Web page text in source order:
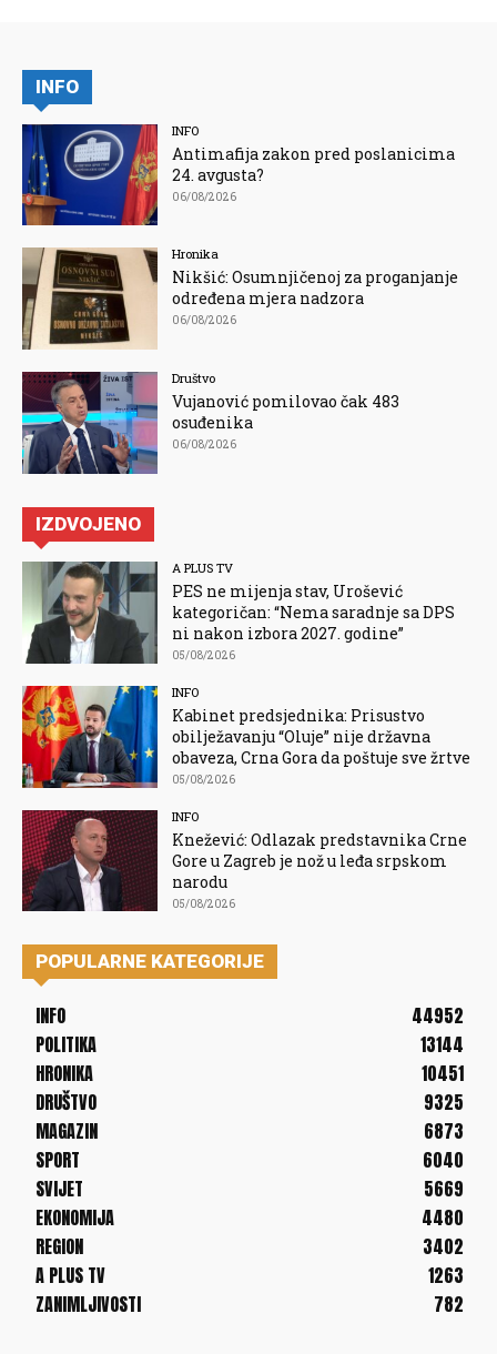
INFO
INFO
Antimafija zakon pred poslanicima
24. avgusta?
06/08/2026
Hronika
Nikšić: Osumnjičenoj za proganjanje
određena mjera nadzora
06/08/2026
Društvo
Vujanović pomilovao čak 483
osuđenika
06/08/2026
IZDVOJENO
A PLUS TV
PES ne mijenja stav, Urošević
kategoričan: “Nema saradnje sa DPS
ni nakon izbora 2027. godine”
05/08/2026
INFO
Kabinet predsjednika: Prisustvo
obilježavanju “Oluje” nije državna
obaveza, Crna Gora da poštuje sve žrtve
05/08/2026
INFO
Knežević: Odlazak predstavnika Crne
Gore u Zagreb je nož u leđa srpskom
narodu
05/08/2026
POPULARNE KATEGORIJE
INFO
44952
POLITIKA
13144
HRONIKA
10451
DRUŠTVO
9325
MAGAZIN
6873
SPORT
6040
SVIJET
5669
EKONOMIJA
4480
REGION
3402
A PLUS TV
1263
ZANIMLJIVOSTI
782